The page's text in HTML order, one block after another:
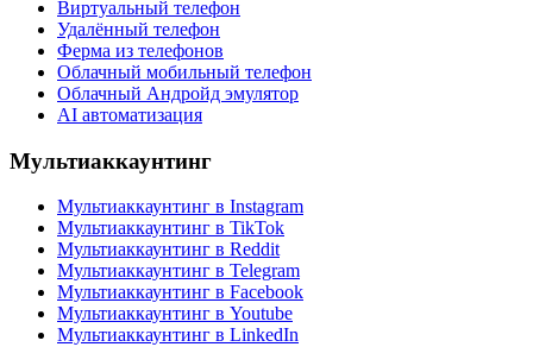
Виртуальный телефон
Удалённый телефон
Ферма из телефонов
Облачный мобильный телефон
Облачный Андройд эмулятор
AI автоматизация
Мультиаккаунтинг
Мультиаккаунтинг в Instagram
Мультиаккаунтинг в TikTok
Мультиаккаунтинг в Reddit
Мультиаккаунтинг в Telegram
Мультиаккаунтинг в Facebook
Мультиаккаунтинг в Youtube
Мультиаккаунтинг в LinkedIn